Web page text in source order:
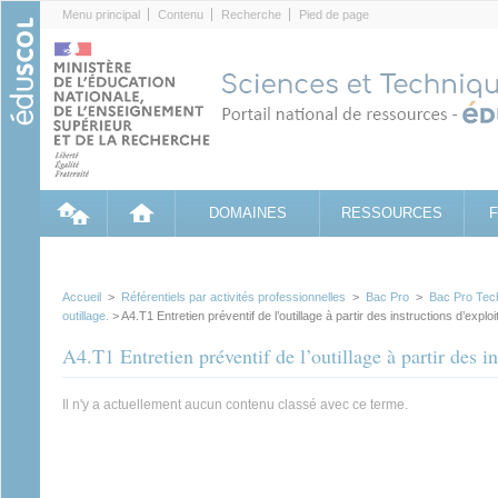
Menu principal Contenu Recherche Pied de page
DOMAINES RESSOURCES
Accueil > Référentiels par activités professionnelles > Bac Pro > Bac Pro
outillage. > A4.T1 Entretien préventif de l’outillage à partir des instructions
A4.T1 Entretien préventif de l’outillage à partir des
Il n'y a actuellement aucun contenu classé avec ce terme.